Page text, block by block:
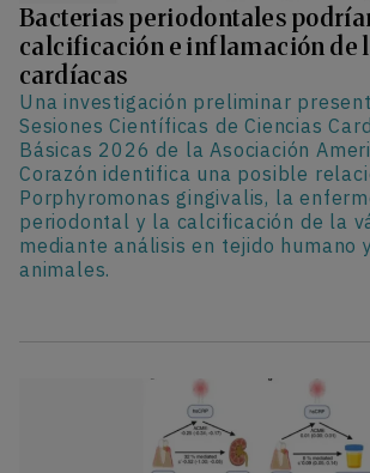
Bacterias periodontales
calcificación e inflamación de
cardíacas
Una investigación preliminar
Sesiones Científicas de Ciencias
Básicas 2026 de la Asociación
Corazón identifica una posible
Porphyromonas gingivalis, la
periodontal y la calcificación de la
mediante análisis en tejido humano
animales.